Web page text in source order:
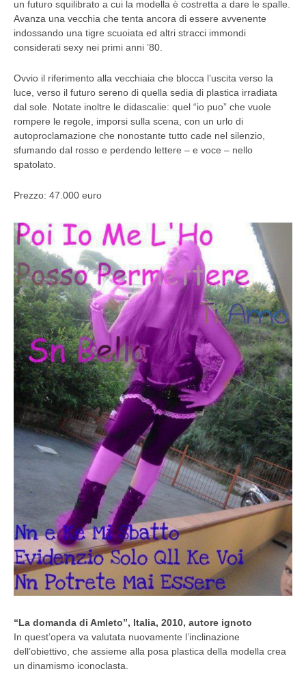
un futuro squilibrato a cui la modella è costretta a dare le spalle.
Avanza una vecchia che tenta ancora di essere avvenente
indossando una tigre scuoiata ed altri stracci immondi
considerati sexy nei primi anni ’80.
Ovvio il riferimento alla vecchiaia che blocca l’uscita verso la
luce, verso il futuro sereno di quella sedia di plastica irradiata
dal sole. Notate inoltre le didascalie: quel “io puo” che vuole
rompere le regole, imporsi sulla scena, con un urlo di
autoproclamazione che nonostante tutto cade nel silenzio,
sfumando dal rosso e perdendo lettere – e voce – nello
spatolato.
Prezzo: 47.000 euro
“La domanda di Amleto”, Italia, 2010, autore ignoto
In quest’opera va valutata nuovamente l’inclinazione
dell’obiettivo, che assieme alla posa plastica della modella crea
un dinamismo iconoclasta.